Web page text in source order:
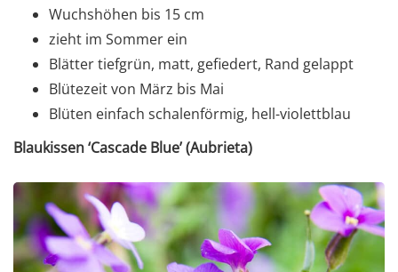
Wuchshöhen bis 15 cm
zieht im Sommer ein
Blätter tiefgrün, matt, gefiedert, Rand gelappt
Blütezeit von März bis Mai
Blüten einfach schalenförmig, hell-violettblau
Blaukissen ‘Cascade Blue’ (Aubrieta)